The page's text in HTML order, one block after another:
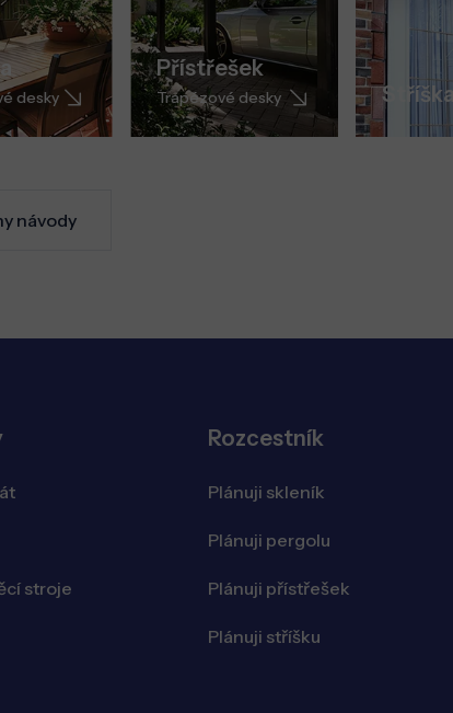
desky
Přístřešek
Trapézové desky Stříška
návody
stroje
Rozcestník
Plánuji skleník
Plánuji pergolu
Plánuji přístřešek
Plánuji stříšku